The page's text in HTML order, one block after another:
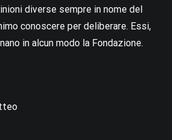
diverse sempre in nome del
conoscere per deliberare. Essi,
in alcun modo la Fondazione.